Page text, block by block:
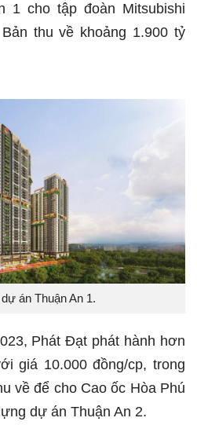
1 cho tập đoàn Mitsubishi
thu về khoảng 1.900 tỷ
án Thuận An 1.
Phát Đạt phát hành hơn
giá 10.000 đồng/cp, trong
về để cho Cao ốc Hòa Phú
dự án Thuận An 2.